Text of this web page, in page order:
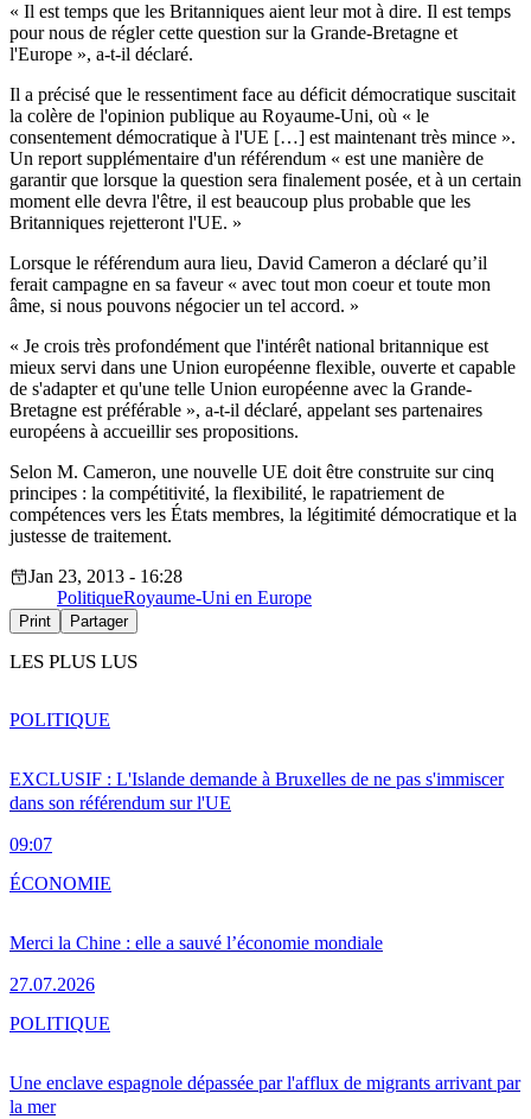
« Il est temps que les Britanniques aient leur mot à dire. Il est temps
pour nous de régler cette question sur la Grande-Bretagne et
l'Europe », a-t-il déclaré.
Il a précisé que le ressentiment face au déficit démocratique suscitait
la colère de l'opinion publique au Royaume-Uni, où « le
consentement démocratique à l'UE […] est maintenant très mince ».
Un report supplémentaire d'un référendum « est une manière de
garantir que lorsque la question sera finalement posée, et à un certain
moment elle devra l'être, il est beaucoup plus probable que les
Britanniques rejetteront l'UE. »
Lorsque le référendum aura lieu, David Cameron a déclaré qu’il
ferait campagne en sa faveur « avec tout mon coeur et toute mon
âme, si nous pouvons négocier un tel accord. »
« Je crois très profondément que l'intérêt national britannique est
mieux servi dans une Union européenne flexible, ouverte et capable
de s'adapter et qu'une telle Union européenne avec la Grande-
Bretagne est préférable », a-t-il déclaré, appelant ses partenaires
européens à accueillir ses propositions.
Selon M. Cameron, une nouvelle UE doit être construite sur cinq
principes : la compétitivité, la flexibilité, le rapatriement de
compétences vers les États membres, la légitimité démocratique et la
justesse de traitement.
Jan 23, 2013 - 16:28
PolitiqueRoyaume-Uni en Europe
Print Partager
LES PLUS LUS
EXCLUSIF : L'Islande demande à Bruxelles de ne pas s'immiscer
dans son référendum sur l'UE
09:07
POLITIQUE
Merci la Chine : elle a sauvé l’économie mondiale
27.07.2026
ÉCONOMIE
Une enclave espagnole dépassée par l'afflux de migrants arrivant par
la mer
POLITIQUE